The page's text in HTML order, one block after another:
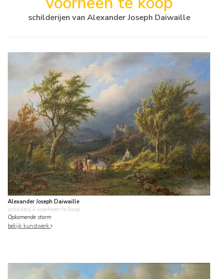
schilderijen van Alexander Joseph Daiwaille
Alexander Joseph Daiwaille
schilderij • voorheen te koop
Opkomende storm
bekijk kunstwerk